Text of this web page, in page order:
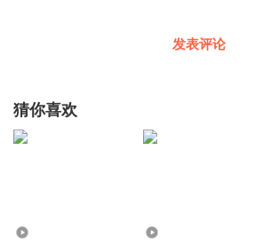
发表评论
猜你喜欢